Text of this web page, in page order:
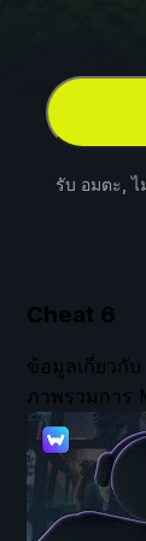
รับ อมตะ, ไ
Cheat 6
ข้อมูลเกี่ยวกับ
ภาพรวมการ